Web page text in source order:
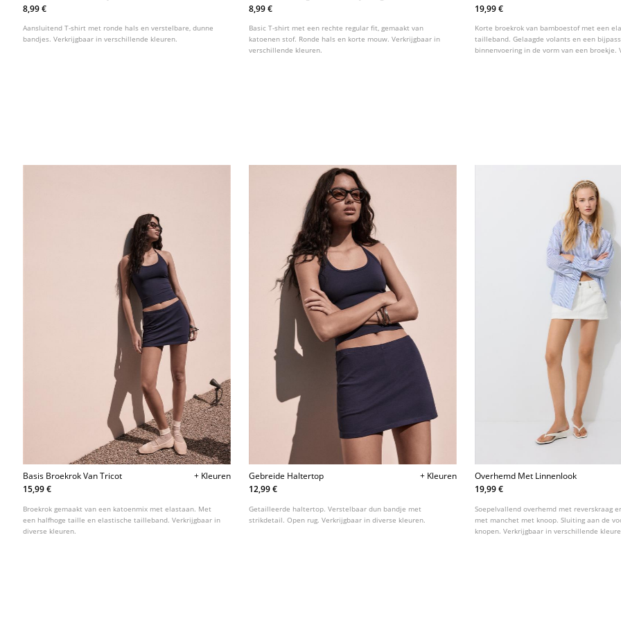
8,99 €
Aansluitend T-shirt met ronde hals en verstelbare, dunne
bandjes. Verkrijgbaar in verschillende kleuren.
8,99 €
Basic T-shirt met een rechte regular fit, gemaakt van
katoenen stof. Ronde hals en korte mouw. Verkrijgbaar in
verschillende kleuren.
19,99 €
Korte broekrok van bamboestof met een
tailleband. Gelaagde volants en een
binnenvoering in de vorm van een broekje.
Basis Broekrok Van Tricot
+ Kleuren
15,99 €
Broekrok gemaakt van een katoenmix met elastaan. Met
een halfhoge taille en elastische tailleband. Verkrijgbaar in
diverse kleuren.
Gebreide Haltertop
+ Kleuren
12,99 €
Getailleerde haltertop. Verstelbaar dun bandje met
strikdetail. Open rug. Verkrijgbaar in diverse kleuren.
Overhemd Met Linnenlook
19,99 €
Soepelvallend overhemd met reverskraag
met manchet met knoop. Sluiting aan de
knopen. Verkrijgbaar in verschillende